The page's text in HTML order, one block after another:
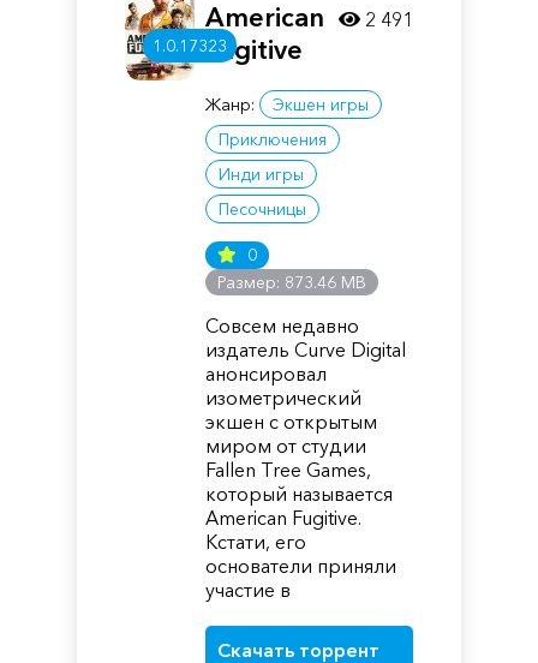
1.0.17323
American
Fugitive
Жанр:
Экшен игры
Приключения
Инди игры
Песочницы
0
Размер: 873.46 MB
Совсем недавно
издатель Curve Digital
анонсировал
изометрический
экшен с открытым
миром от студии
Fallen Tree Games,
который называется
American Fugitive.
Кстати, его
основатели приняли
участие в
Скачать торрент
2 491